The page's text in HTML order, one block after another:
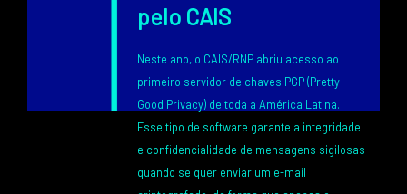
pelo CAIS
Neste ano, o CAIS/RNP abriu acesso ao
primeiro servidor de chaves PGP (Pretty
Good Privacy) de toda a América Latina.
Esse tipo de software garante a integridade
e confidencialidade de mensagens sigilosas
quando se quer enviar um e-mail